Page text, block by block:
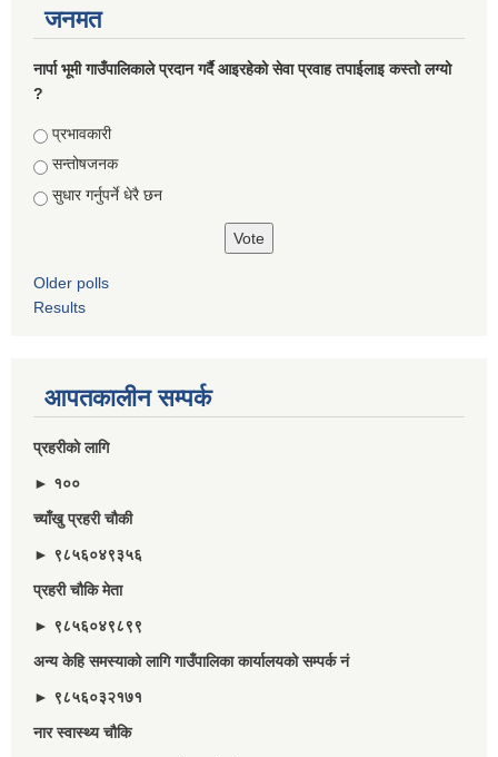
जनमत
नार्पा भूमी गाउँपालिकाले प्रदान गर्दै आइरहेको सेवा प्रवाह तपाईलाइ कस्तो लग्यो
?
Choices
प्रभावकारी
सन्तोषजनक
सुधार गर्नुपर्ने धेरै छन
Older polls
Results
आपतकालीन सम्पर्क
प्रहरीकाे लागि
► १००
च्याँखु प्रहरी चाैकी
► ९८५६०४९३५६
प्रहरी चौकि मेता
► ९८५६०४९८९९
अन्य केहि समस्याको लागि गाउँपालिका कार्यालयको सम्पर्क नं
► ९८५६०३२१७१
नार स्वास्थ्य चौकि